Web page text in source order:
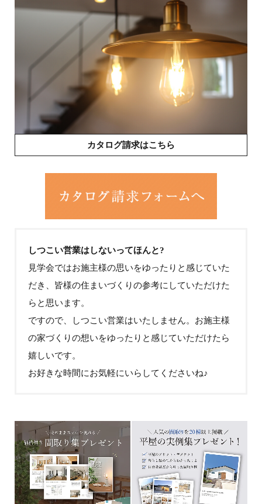
カタログ請求はこちら
しつこい営業はしないってほんと?
見学会ではお施主様の思いをゆったりと感じていた
だき、皆様の住まいづくりの参考にしていただけた
らと思います。
ですので、しつこい営業はいたしません。お施主様
の家づくりの想いをゆったりと感じていただけたら
嬉しいです。
お好きな時間にお気軽にいらしてくださいね♪